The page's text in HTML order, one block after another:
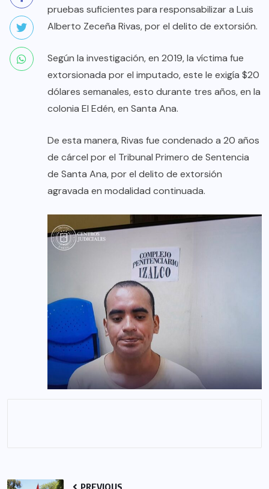
pruebas suficientes para responsabilizar a Luis
Alberto Zeceña Rivas, por el delito de extorsión.
Según la investigación, en 2019, la víctima fue
extorsionada por el imputado, este le exigía $20
dólares semanales, esto durante tres años, en la
colonia El Edén, en Santa Ana.
De esta manera, Rivas fue condenado a 20 años
de cárcel por el Tribunal Primero de Sentencia
de Santa Ana, por el delito de extorsión
agravada en modalidad continuada.
PREVIOUS